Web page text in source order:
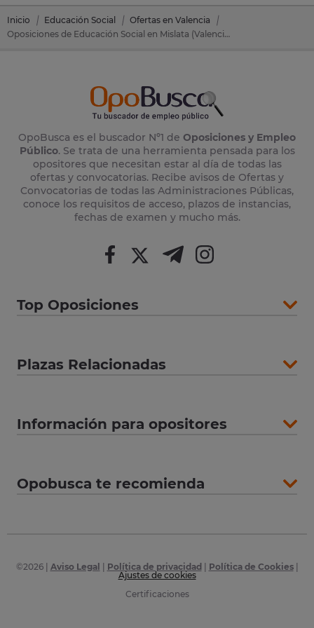
Inicio Educación Social
Ofertas en Valencia
Oposiciones de Educación Social en Mislata (Valencia)
OpoBusca es el buscador Nº1 de Oposiciones y Empleo
Público. Se trata de una herramienta pensada para los
opositores que necesitan estar al día de todas las
ofertas y convocatorias. Recibe avisos de Ofertas y
Convocatorias de todas las Administraciones Públicas,
conoce los requisitos de acceso, plazos de instancias,
fechas de examen y mucho más.
Top Oposiciones
Plazas Relacionadas
Información para opositores
Opobusca te recomienda
©2026| Aviso Legal Política de privacidad Política de Cookies|
Ajustes de cookies
Certificaciones